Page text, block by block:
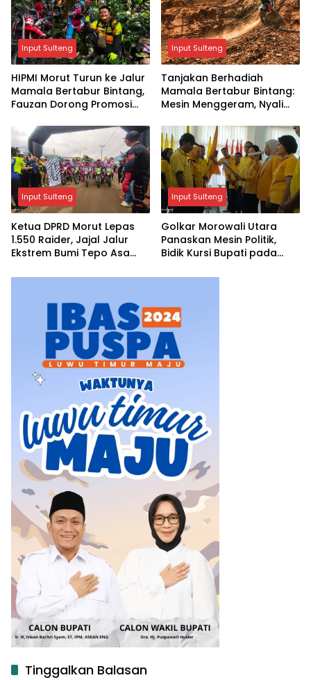
Input Sulteng
HIPMI Morut Turun ke Jalur
Mamala Bertabur Bintang,
Fauzan Dorong Promosi
Input Sulteng
Tanjakan Berhadiah
Mamala Bertabur Bintang:
Mesin Menggeram, Nyali
Input Sulteng
Ketua DPRD Morut Lepas
1.550 Raider, Jajal Jalur
Ekstrem Bumi Tepo Asa
Input Sulteng
Golkar Morowali Utara
Panaskan Mesin Politik,
Bidik Kursi Bupati pada
Tinggalkan Balasan